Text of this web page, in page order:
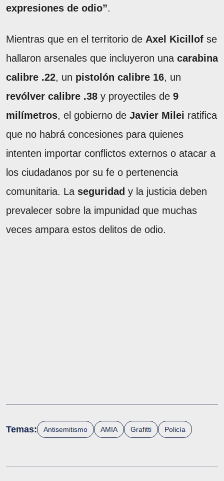
expresiones de odio”.
Mientras que en el territorio de Axel Kicillof se
hallaron arsenales que incluyeron una carabina
calibre .22, un pistolón calibre 16, un
revólver calibre .38 y proyectiles de 9
milímetros, el gobierno de Javier Milei ratifica
que no habrá concesiones para quienes
intenten importar conflictos externos o atacar a
los ciudadanos por su fe o pertenencia
comunitaria. La seguridad y la justicia deben
prevalecer sobre la impunidad que muchas
veces ampara estos delitos de odio.
Temas: Antisemitismo AMIA Grafitti Policía